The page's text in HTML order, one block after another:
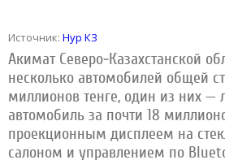
Источник: Нур КЗ
Акимат Северо-Казахстанской
несколько автомобилей общей
миллионов тенге, один из них —
автомобиль за почти 18
проекционным дисплеем на
салоном и управлением по